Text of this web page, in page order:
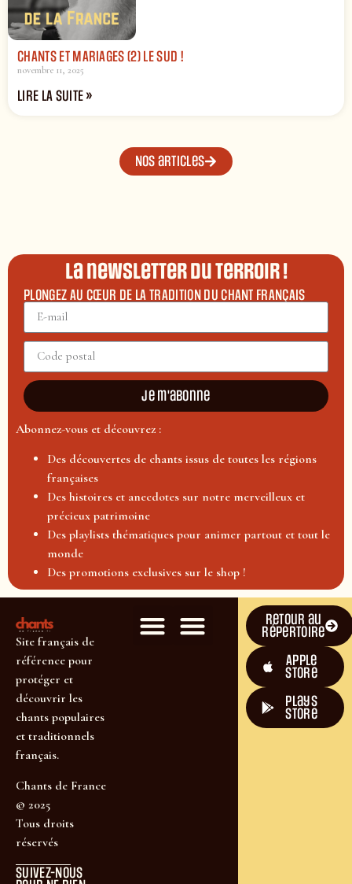
CHANTS ET MARIAGES (2) LE SUD !
novembre 11, 2025
LIRE LA SUITE »
Nos articles
La newsletter du terroir !
PLONGEZ AU CŒUR DE LA TRADITION DU CHANT FRANÇAIS
Je m'abonne
Abonnez-vous et découvrez :
Des découvertes de chants issus de toutes les régions
françaises
Des histoires et anecdotes sur notre merveilleux et
précieux patrimoine
Des playlists thématiques pour animer partout et tout le
monde
Des promotions exclusives sur le shop !
Site français de
référence pour
protéger et
découvrir les
chants populaires
et traditionnels
français.
Chants de France
© 2025
Tous droits
réservés
SUIVEZ-NOUS
Retour au
répertoire
Apple
Store
plays
store